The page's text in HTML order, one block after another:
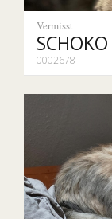
Vermisst
0002678